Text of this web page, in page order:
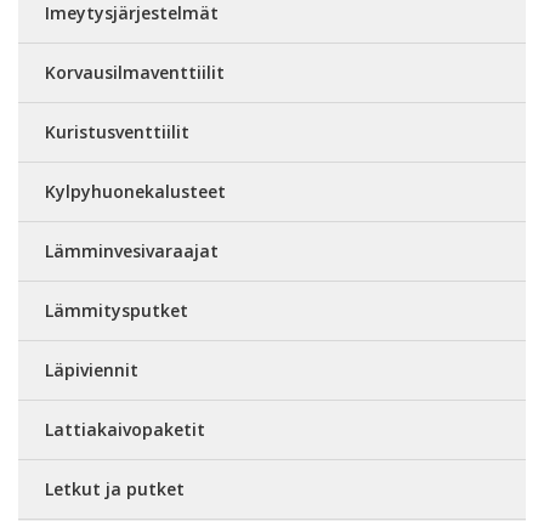
Imeytysjärjestelmät
Korvausilmaventtiilit
Kuristusventtiilit
Kylpyhuonekalusteet
Lämminvesivaraajat
Lämmitysputket
Läpiviennit
Lattiakaivopaketit
Letkut ja putket